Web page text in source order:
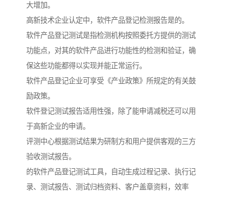
大增加。
高新技术企业认定中，软件产品登记检测报告是的。
软件产品登记测试是指检测机构按照委托方提供的测试
功能点，对其的软件产品进行功能性的检测和验证，确
保这些功能都得以实现并能正常运行。
软件产品登记企业可享受《产业政策》所规定的有关鼓
励政策。
软件登记测试报告适用性强，除了能申请减税还可以用
于高新企业的申请。
评测中心根据测试结果为研制方和用户提供客观的三方
验收测试报告。
的软件产品登记测试工具，自动生成过程记录、执行记
录、测试报告、测试归档资料、客户盖章资料，效率